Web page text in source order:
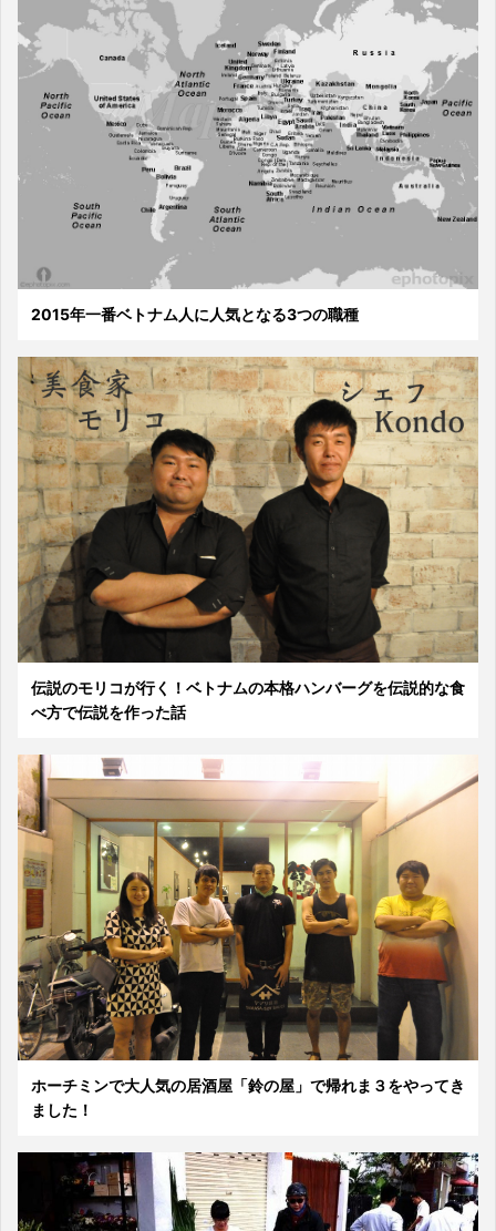
2015年一番ベトナム人に人気となる3つの職種
伝説のモリコが行く！ベトナムの本格ハンバーグを伝説的な食
べ方で伝説を作った話
ホーチミンで大人気の居酒屋「鈴の屋」で帰れま３をやってき
ました！